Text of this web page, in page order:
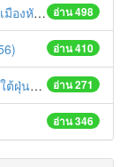
อ่าน 498
25 ก.ย. 56)
อ่าน 410
อ่าน 271
ก.ย. 56)
อ่าน 346